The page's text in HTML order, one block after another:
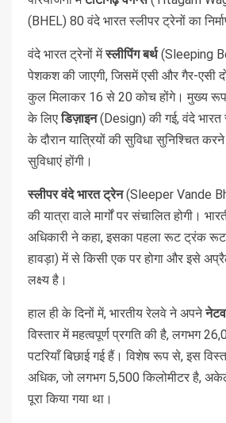
(BHEL) 80 वंदे भारत स्लीपर ट्रेनों का
वंदे भारत ट्रेनों मेंस्लीपिंग बर्थ(Sleeping
पेशकश की जाएगी, जिसमें एसी और गैर-एसी
कुल मिलाकर 16 से 20 कोच होंगे। मुख्य रूप
के लिएडिज़ाइन(Design) की गई, वंदे भारत
के दौरान यात्रियों की सुविधा सुनिश्चित
सुविधाएं होंगी।
स्लीपर वंदे भारत ट्रेन(Sleeper Vande
की यात्रा वाले मार्गों पर संचालित होगी।
अधिकारी ने कहा, इसका पहला रूट ट्रंक रूट
हावड़ा) में से किसी एक पर होगा और इसे
लक्ष्य है।
हाल ही के दिनों में, भारतीय रेलवे ने अपने
विस्तार में महत्वपूर्ण प्रगति की है, लगभग
पटरियाँ बिछाई गई हैं। विशेष रूप से, इस
अधिक, जो लगभग 5,500 किलोमीटर है, अकेले
पूरा किया गया था।